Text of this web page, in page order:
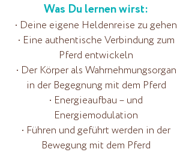
Was Du lernen wirst:
• Deine eigene Heldenreise zu gehen
• Eine authentische Verbindung zum
Pferd entwickeln
• Der Körper als Wahrnehmungsorgan
in der Begegnung mit dem Pferd
• Energieaufbau – und
Energiemodulation
• Führen und geführt werden in der
Bewegung mit dem Pferd